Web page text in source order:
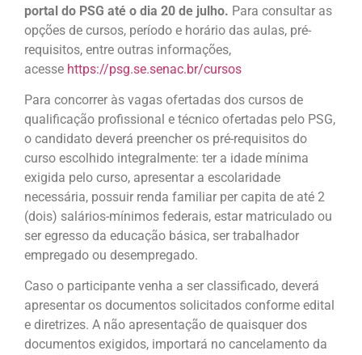
portal do PSG até o dia 20 de julho. Para consultar as
opções de cursos, período e horário das aulas, pré-
requisitos, entre outras informações,
acesse https://psg.se.senac.br/cursos
Para concorrer às vagas ofertadas dos cursos de
qualificação profissional e técnico ofertadas pelo PSG,
o candidato deverá preencher os pré-requisitos do
curso escolhido integralmente: ter a idade mínima
exigida pelo curso, apresentar a escolaridade
necessária, possuir renda familiar per capita de até 2
(dois) salários-mínimos federais, estar matriculado ou
ser egresso da educação básica, ser trabalhador
empregado ou desempregado.
Caso o participante venha a ser classificado, deverá
apresentar os documentos solicitados conforme edital
e diretrizes. A não apresentação de quaisquer dos
documentos exigidos, importará no cancelamento da